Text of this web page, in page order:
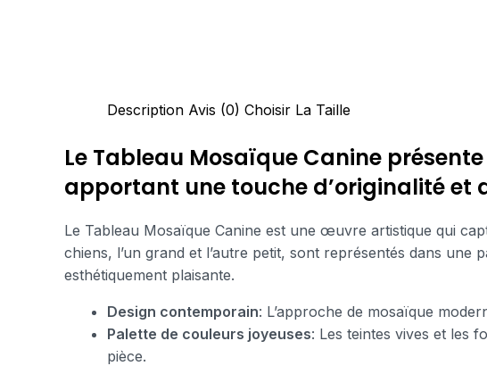
Description Avis (0) Choisir La Taille
Le Tableau Mosaïque Canine
apportant une touche d’originalité et
Le Tableau Mosaïque Canine est une œuvre artistique qui
chiens, l’un grand et l’autre petit, sont représentés dans
esthétiquement plaisante.
Design contemporain: L’approche de mosaïque
Palette de couleurs joyeuses: Les teintes vives et les
pièce.